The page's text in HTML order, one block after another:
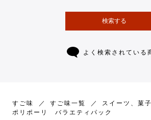
検索する
よく検索されている
すご味 すご味一覧 スイーツ、菓子
ポリポーリ バラエティパック